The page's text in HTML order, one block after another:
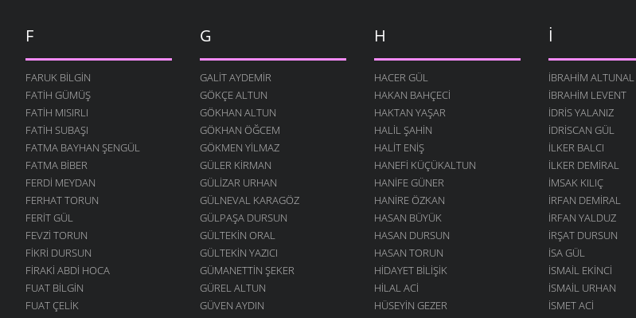
F
FARUK BILGIN
FATIH GÜMÜŞ
FATIH MISIRLI
FATIH SUBAŞI
FATMA BAYHAN ŞENGÜL
FATMA BIBER
FERDI MEYDAN
FERHAT TORUN
FERIT GÜL
FEVZI TORUN
FIKRI DURSUN
FIRAKI ABDI HOCA
FUAT BILGIN
FUAT ÇELIK
G
GALIT AYDEMIR
GÖKÇE ALTUN
GÖKHAN ALTUN
GÖKHAN ÖĞCEM
GÖKMEN YILMAZ
GÜLER KIRMAN
GÜLIZAR URHAN
GÜLNEVAL KARAGÖZ
GÜLPAŞA DURSUN
GÜLTEKIN ORAL
GÜLTEKIN YAZICI
GÜMANETTIN ŞEKER
GÜREL ALTUN
GÜVEN AYDIN
H
HACER GÜL
HAKAN BAHÇECI
HAKTAN YAŞAR
HALIL ŞAHIN
HALIT ENIŞ
HANEFI KÜÇÜKALTUN
HANIFE GÜNER
HANIRE ÖZKAN
HASAN BÜYÜK
HASAN DURSUN
HASAN TORUN
HIDAYET BILIŞIK
HILAL ACI
HÜSEYIN GEZER
İ
İBRAHIM ALTUNAL
İBRAHIM LEVENT
İDRIS YALANIZ
IDRISCAN GÜL
İLKER BALCI
İLKER DEMIRAL
İMSAK KILIÇ
İRFAN DEMIRAL
İRFAN YALDUZ
İRŞAT DURSUN
ISA GÜL
ISMAIL EKINCI
İSMAIL URHAN
İSMET ACI